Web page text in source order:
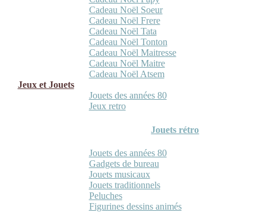
Cadeau Noël Soeur
Cadeau Noël Frere
Cadeau Noël Tata
Cadeau Noël Tonton
Cadeau Noël Maitresse
Cadeau Noël Maitre
Cadeau Noël Atsem
Jeux et Jouets
Jouets des années 80
Jeux retro
Jouets rétro
Jouets des années 80
Gadgets de bureau
Jouets musicaux
Jouets traditionnels
Peluches
Figurines dessins animés